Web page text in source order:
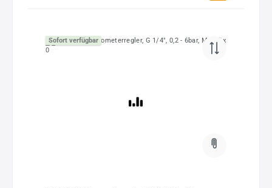
Sofort verfügbar